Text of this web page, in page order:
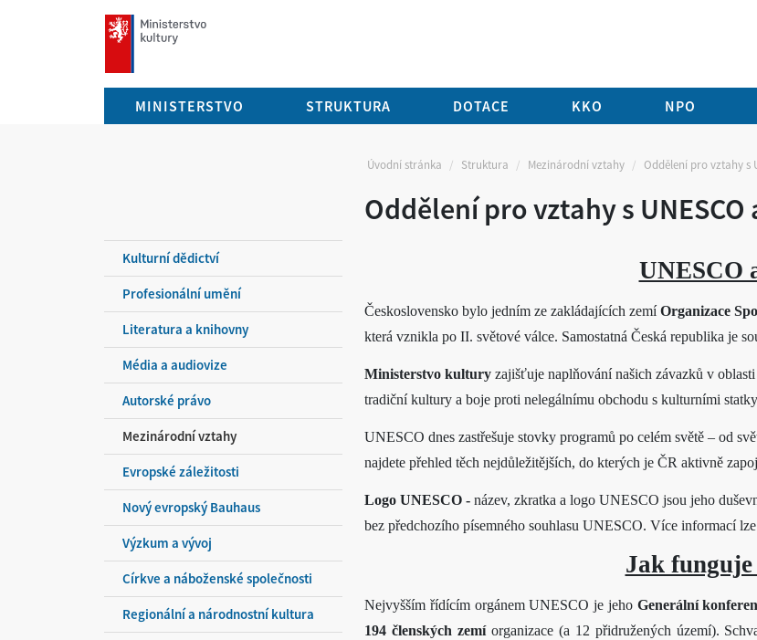
mkcr.cz
MINISTERSTVO STRUKTURA DOTACE KKO NPO
Úvodní stránka Struktura Mezinárodní vztahy Oddělení pro vztahy s
Oddělení pro vztahy s
Kulturní dědictví
Profesionální umění
Literatura a knihovny
Média a audiovize
Autorské právo
Mezinárodní vztahy
Evropské záležitosti
Nový evropský Bauhaus
Výzkum a vývoj
Církve a náboženské společnosti
Regionální a národnostní kultura
UNESCO
Československo bylo jedním ze zakládajících zemíOrganizace
která vznikla po II. světové válce. Samostatná Česká republika je
Ministerstvo kultury zajišťuje naplňování našich závazků v
tradiční kultury a boje proti nelegálnímu obchodu s kulturními
UNESCO dnes zastřešuje stovky programů po celém světě – od
najdete přehled těch nejdůležitějších, do kterých je ČR aktivně
Logo UNESCO - název, zkratka a logo UNESCO jsou jeho
bez předchozího písemného souhlasu UNESCO. Více informací lze
Jak
Nejvyšším řídícím orgánem UNESCO je jeho Generální
194 členských zemíorganizace (a 12 přidružených území).